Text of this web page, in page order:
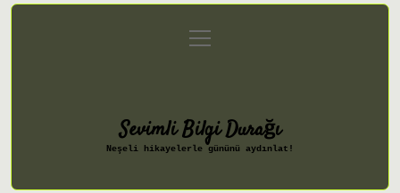
Gizlilik Politikası
menüyü
aç
Sevimli Bilgi Durağı
Neşeli hikayelerle gününü aydınlat!